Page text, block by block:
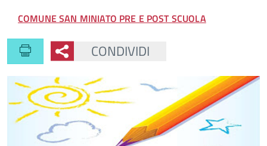
COMUNE SAN MINIATO PRE E POST SCUOLA
CONDIVIDI